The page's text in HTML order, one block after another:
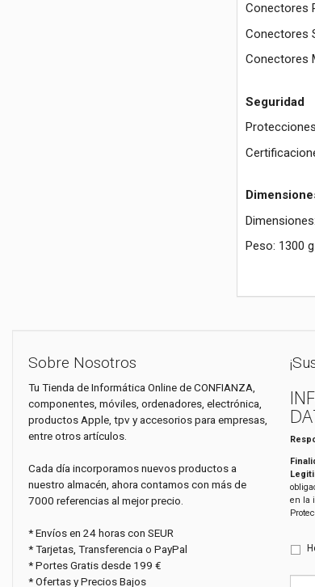
Conectores
Conectores
Conectores
Seguridad
Peso: 1300 g
Sobre Nosotros
Tu Tienda de Informática Online de CONFIANZA,
componentes, móviles, ordenadores, electrónica,
productos Apple, tpv y accesorios para empresas,
entre otros artículos.
Cada día incorporamos nuevos productos a
nuestro almacén, ahora contamos con más de
7000 referencias al mejor precio.
* Envíos en 24 horas con SEUR
* Tarjetas, Transferencia o PayPal
* Portes Gratis desde 199 €
* Ofertas y Precios Bajos
en la